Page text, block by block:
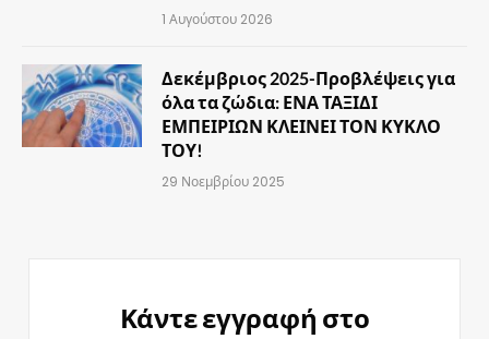
1 Αυγούστου 2026
Δεκέμβριος 2025-Προβλέψεις για
όλα τα ζώδια: ΕΝΑ ΤΑΞΙΔΙ
ΕΜΠΕΙΡΙΩΝ ΚΛΕΙΝΕΙ ΤΟΝ ΚΥΚΛΟ
ΤΟΥ!
29 Νοεμβρίου 2025
Κάντε εγγραφή στο